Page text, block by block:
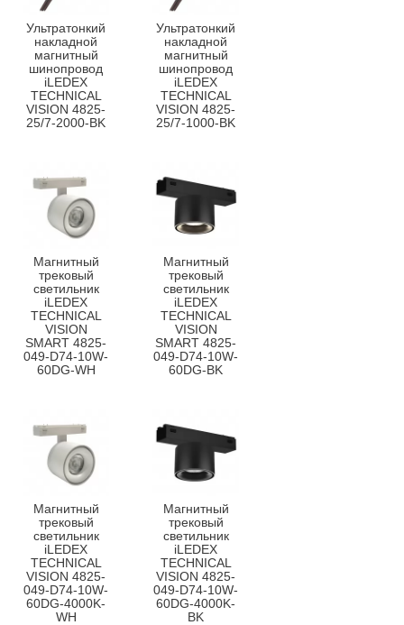
Ультратонкий
накладной
магнитный
шинопровод
iLEDEX
TECHNICAL
VISION 4825-
25/7-2000-BK
Ультратонкий
накладной
магнитный
шинопровод
iLEDEX
TECHNICAL
VISION 4825-
25/7-1000-BK
Магнитный
трековый
светильник
iLEDEX
TECHNICAL
VISION
SMART 4825-
049-D74-10W-
60DG-WH
Магнитный
трековый
светильник
iLEDEX
TECHNICAL
VISION
SMART 4825-
049-D74-10W-
60DG-BK
Магнитный
трековый
светильник
iLEDEX
TECHNICAL
VISION 4825-
049-D74-10W-
60DG-4000K-
WH
Магнитный
трековый
светильник
iLEDEX
TECHNICAL
VISION 4825-
049-D74-10W-
60DG-4000K-
BK